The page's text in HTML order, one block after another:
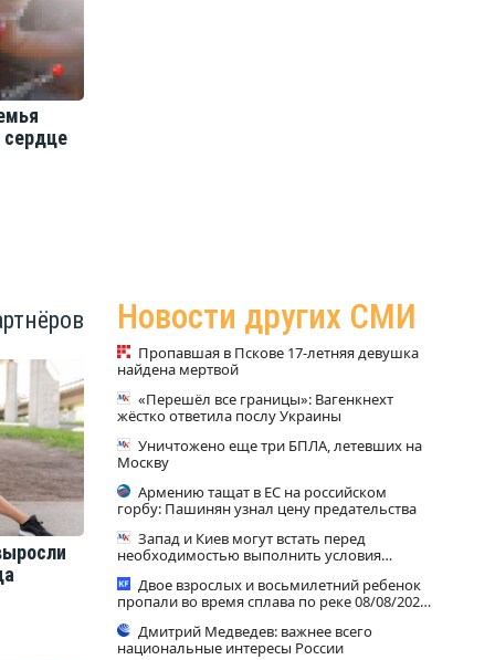
сердце
Новости других СМИ
Пропавшая в Пскове 17-летняя девушка
найдена мертвой
«Перешёл все границы»: Вагенкнехт
жёстко ответила послу Украины
Уничтожено еще три БПЛА, летевших на
Москву
Армению тащат в ЕС на российском
горбу: Пашинян узнал цену предательства
Запад и Киев могут встать перед
необходимостью выполнить условия
Двое взрослых и восьмилетний ребенок
пропали во время сплава по реке 08/08/2026
Дмитрий Медведев: важнее всего
национальные интересы России